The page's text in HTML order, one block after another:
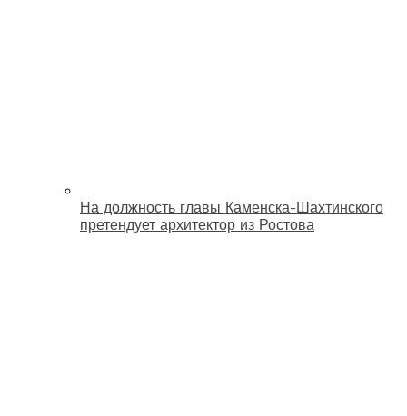
На должность главы Каменска-Шахтинского
претендует архитектор из Ростова